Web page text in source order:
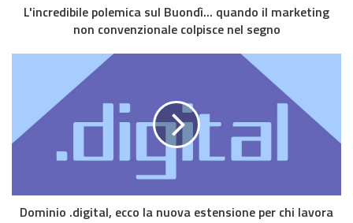
L'incredibile polemica sul Buondì... quando il marketing
non convenzionale colpisce nel segno
Dominio .digital, ecco la nuova estensione per chi lavora